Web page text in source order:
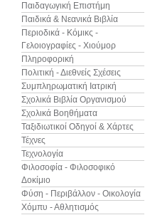
Παιδαγωγική Επιστήμη
Παιδικά & Νεανικά Βιβλία
Περιοδικά - Κόμικς -
Γελοιογραφίες - Χιούμορ
Πληροφορική
Πολιτική - Διεθνείς Σχέσεις
Συμπληρωματική Ιατρική
Σχολικά Βιβλία Οργανισμού
Σχολικά Βοηθήματα
Ταξιδιωτικοί Οδηγοί & Χάρτες
Τέχνες
Τεχνολογία
Φιλοσοφία - Φιλοσοφικό
Δοκίμιο
Φύση - Περιβάλλον - Οικολογία
Χόμπυ - Αθλητισμός